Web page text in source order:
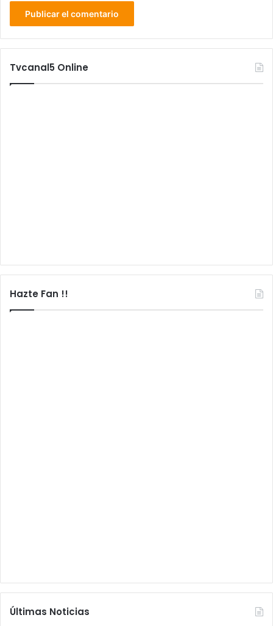
Tvcanal5 Online
Hazte Fan !!
Últimas Noticias